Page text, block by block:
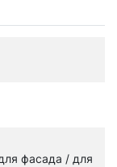
фасада / для